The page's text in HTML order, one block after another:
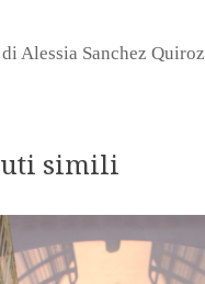
Alessia Sanchez Quiroz
simili